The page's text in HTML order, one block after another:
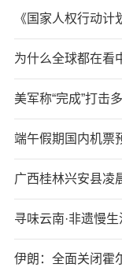
《国家人权行动
为什么全球都在看
美军称“完成”打击
端午假期国内机票
广西桂林兴安县凌
寻味云南·非遗慢
伊朗：全面关闭霍